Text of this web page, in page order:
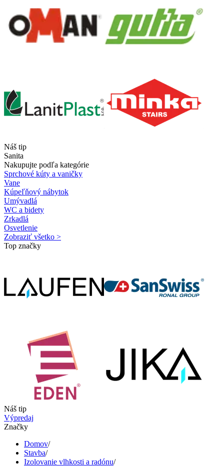
Náš tip
Sanita
Nakupujte podľa kategórie
Sprchové kúty a vaničky
Vane
Kúpeľňový nábytok
Umývadlá
WC a bidety
Zrkadlá
Osvetlenie
Zobraziť všetko >
Top značky
Náš tip
Výpredaj
Značky
Domov/
Stavba/
Izolovanie vlhkosti a radónu/